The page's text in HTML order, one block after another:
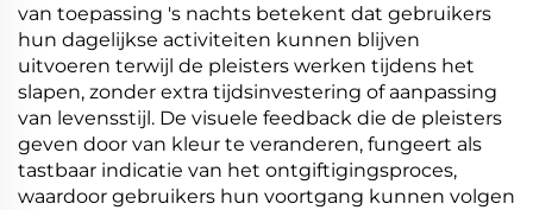
van toepassing 's nachts betekent dat gebruikers
hun dagelijkse activiteiten kunnen blijven
uitvoeren terwijl de pleisters werken tijdens het
slapen, zonder extra tijdsinvestering of aanpassing
van levensstijl. De visuele feedback die de pleisters
geven door van kleur te veranderen, fungeert als
tastbaar indicatie van het ontgiftigingsproces,
waardoor gebruikers hun voortgang kunnen volgen